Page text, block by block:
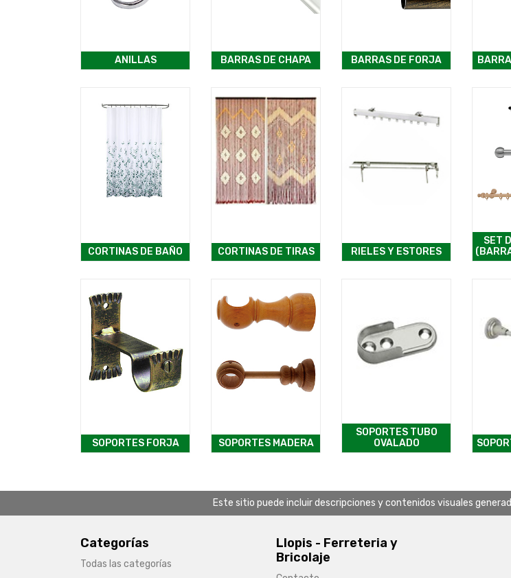
ANILLAS BARRAS DE CHAPA BARRAS DE FORJA
CORTINAS DE BAÑO CORTINAS DE TIRAS RIELES Y ESTORES
SET
SOPORTES FORJA SOPORTES MADERA
SOPORTES TUBO
OVALADO
Este sitio puede incluir descripciones y contenidos visuales
Categorías
Todas las categorías
Llopis - Ferreteria y
Bricolaje